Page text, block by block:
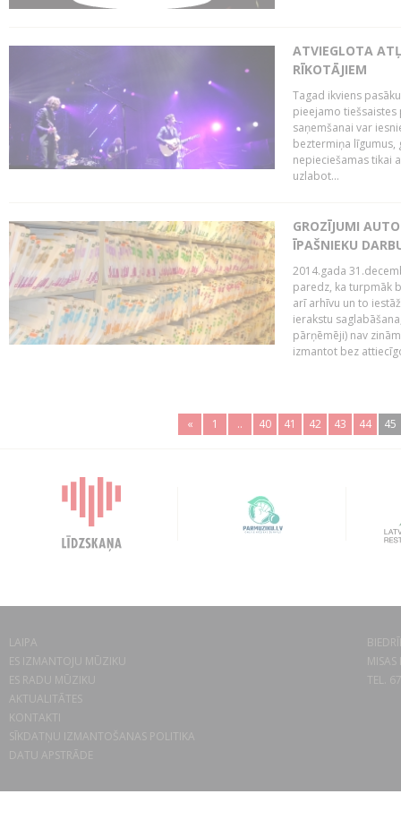
ATVIEGLOTA
RĪKOTĀJIEM
Tagad ikviens
pieejamo tiešsaistes
saņemšanai var
beztermiņa līgumus,
nepieciešamas tikai
uzlabot...
GROZĪJUMI
ĪPAŠNIEKU
2014.gada
paredz, ka turpmāk
arī arhīvu un to
ierakstu
pārņēmēji) nav
izmantot bez
« 1 .. 40 41 42 43 44 45
LAIPA
ES IZMANTOJU MŪZIKU
ES RADU MŪZIKU
AKTUALITĀTES
KONTAKTI
SĪKDATŅU IZMANTOŠANAS POLITIKA
DATU APSTRĀDE
TEL.